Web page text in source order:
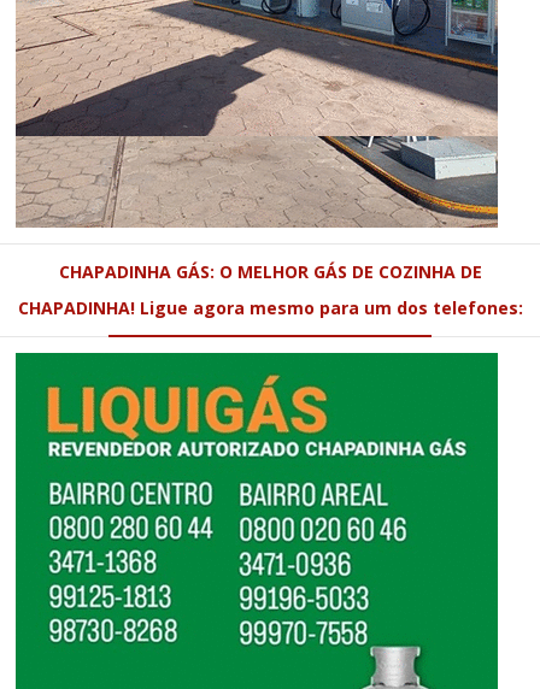
CHAPADINHA GÁS: O MELHOR GÁS DE COZINHA DE
CHAPADINHA! Ligue agora mesmo para um dos telefones: